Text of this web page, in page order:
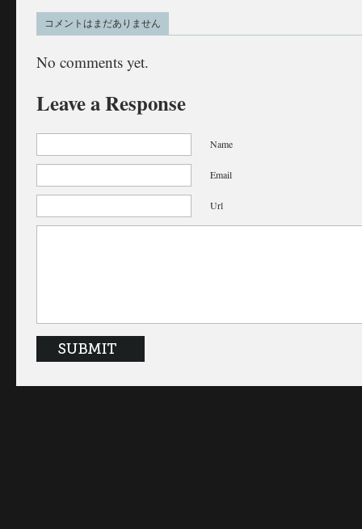
コメントはまだありません
No comments yet.
Leave a Response
Name
Email
Url